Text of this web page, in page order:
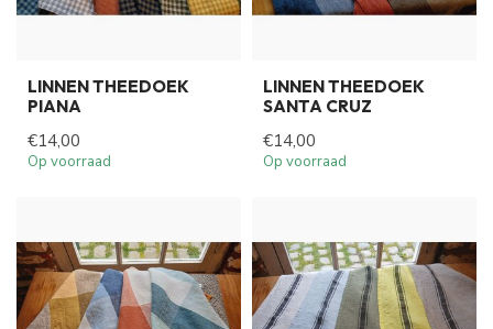
LINNEN THEEDOEK
PIANA
€14,00
Op voorraad
LINNEN THEEDOEK
SANTA CRUZ
€14,00
Op voorraad